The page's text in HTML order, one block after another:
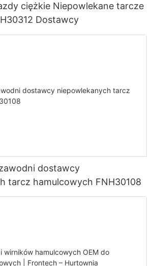
ciężkie Niepowlekane tarcze
Dostawcy
dostawcy
tarcz hamulcowych FNH30108